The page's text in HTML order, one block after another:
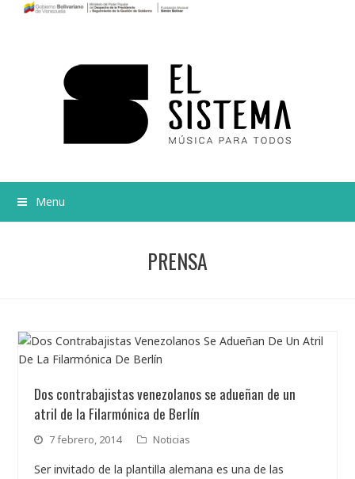
Menu
PRENSA
Dos contrabajistas venezolanos se adueñan de un
atril de la Filarmónica de Berlín
7 febrero, 2014 Noticias
Ser invitado de la plantilla alemana es una de las